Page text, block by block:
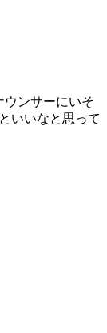
ウンサーにいそ
いいなと思って